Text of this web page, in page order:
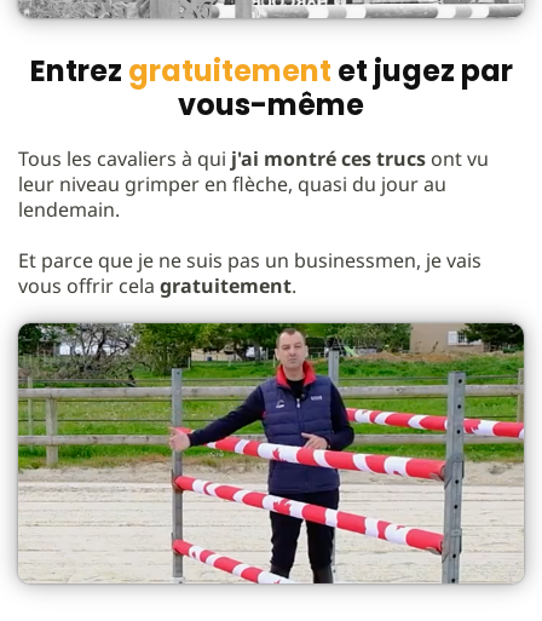
Entrez gratuitement et jugez par
vous-même
Tous les cavaliers à qui j'ai montré ces trucs ont vu
leur niveau grimper en flèche, quasi du jour au
lendemain.
Et parce que je ne suis pas un businessmen, je vais
vous offrir cela gratuitement.